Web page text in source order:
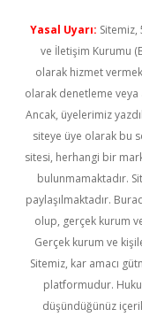
Yasal Uyarı: Sitemiz,
ve İletişim Kurumu
olarak hizmet
olarak denetleme veya
Ancak, üyelerimiz
siteye üye olarak bu
sitesi, herhangi bir
bulunmamaktadır.
paylaşılmaktadır.
olup, gerçek kurum
Gerçek kurum ve
Sitemiz, kar amacı
platformudur.
düşündüğünüz